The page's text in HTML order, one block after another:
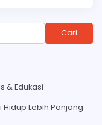
Cari
& Edukasi
Lebih Panjang